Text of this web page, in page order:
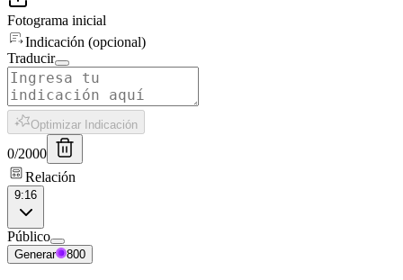
Fotograma inicial
Indicación (opcional)
Traducir
Optimizar Indicación
0/2000
Relación
9:16
Público
Generar 800